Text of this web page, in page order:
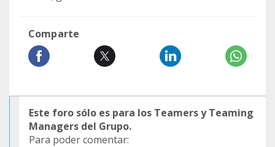
Comparte
Este foro sólo es para los Teamers y Teaming
Managers del Grupo.
Para poder comentar: